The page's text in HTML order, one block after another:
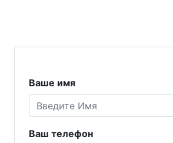
Ваше имя
Ваш телефон